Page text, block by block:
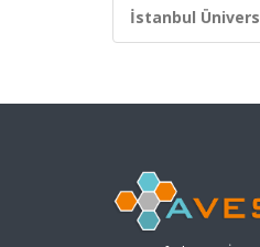
İstanbul